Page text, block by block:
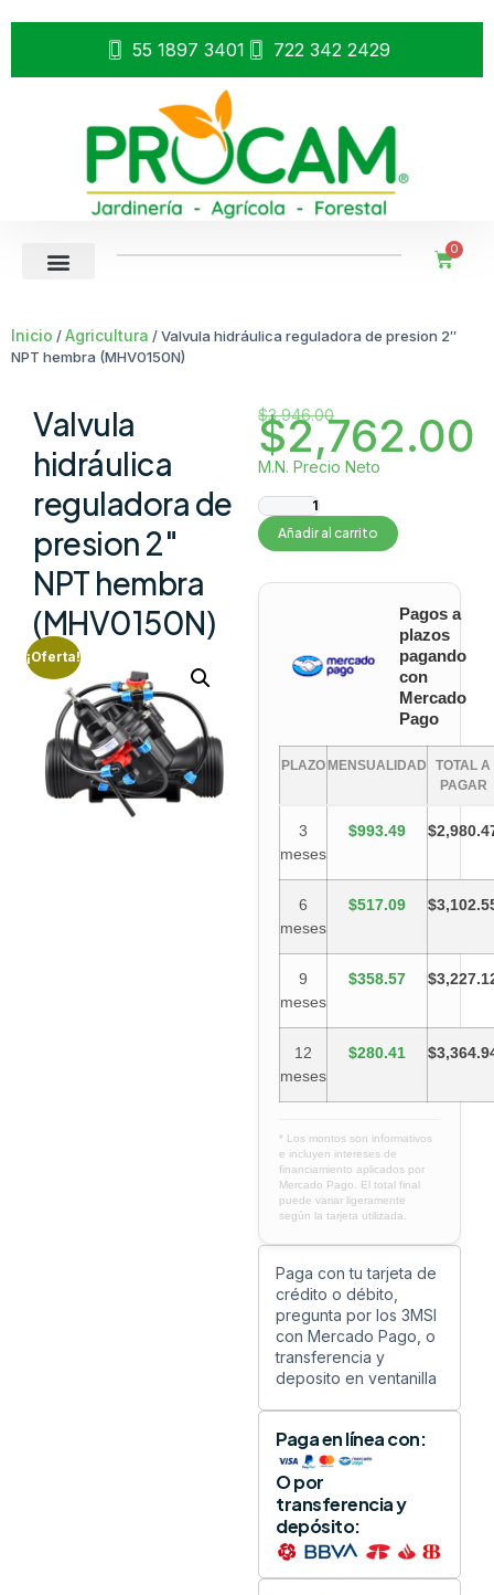
55 1897 3401 722 342 2429
0
Inicio /Agricultura / Valvula hidráulica reguladora de presion 2″
NPT hembra (MHV0150N)
Valvula
hidráulica
reguladora de
presion 2″
NPT hembra
(MHV0150N)
¡Oferta!
$3,946.00
$2,762.00
M.N. Precio Neto
Añadir al carrito
Pagos a
plazos
pagando
con
Mercado
Pago
PLAZO MENSUALIDAD
TOTAL A
PAGAR
3
meses
$993.49
6
meses
$517.09
9
meses
$358.57
12
meses
$280.41
* Los montos son informativos
e incluyen intereses de
financiamiento aplicados por
Mercado Pago. El total final
puede variar ligeramente
según la tarjeta utilizada.
Paga con tu tarjeta de
crédito o débito,
pregunta por los 3MSI
con Mercado Pago, o
transferencia y
deposito en ventanilla
Paga en línea con:
O por
transferencia y
depósito: